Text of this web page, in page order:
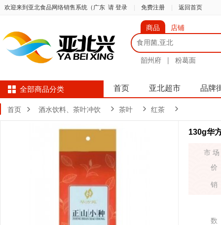
欢迎来到亚北食品网络销售系统（广东 请 登录 免费注册 返回首页
商品 店铺
韶州府 | 粉葛面
全部商品分类 首页 亚北超市 品牌
首页 酒水饮料、茶叶冲饮 茶叶 红茶
130g华
市
价
销
数